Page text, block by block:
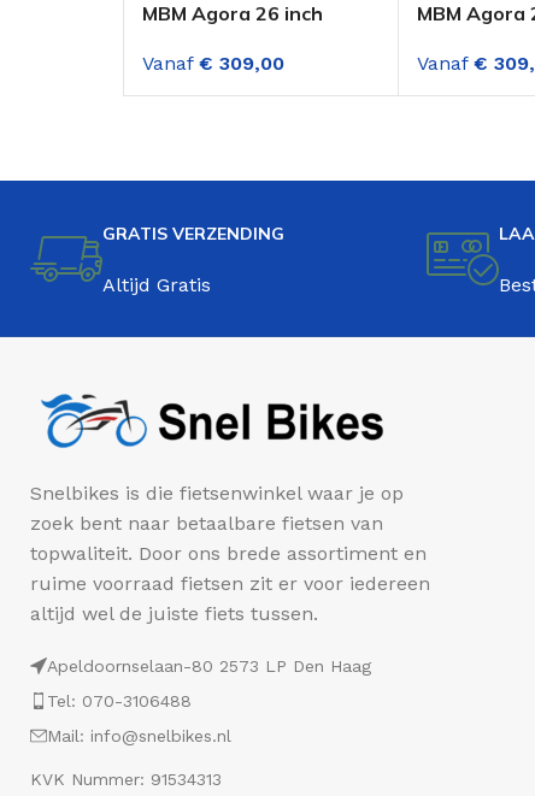
MBM Agora 26 inch
Versnellingen Blauw
Vanaf € 309,00
MBM Agora
Groen
Vanaf €
GRATIS VERZENDING
Altijd Gratis
Snelbikes is die fietsenwinkel waar je op
zoek bent naar betaalbare fietsen van
topwaliteit. Door ons brede assortiment en
ruime voorraad fietsen zit er voor iedereen
altijd wel de juiste fiets tussen.
Apeldoornselaan-80 2573 LP Den Haag
Tel: 070-3106488
Mail: info@snelbikes.nl
KVK Nummer: 91534313